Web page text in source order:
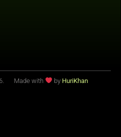
Made with by HuriKhan